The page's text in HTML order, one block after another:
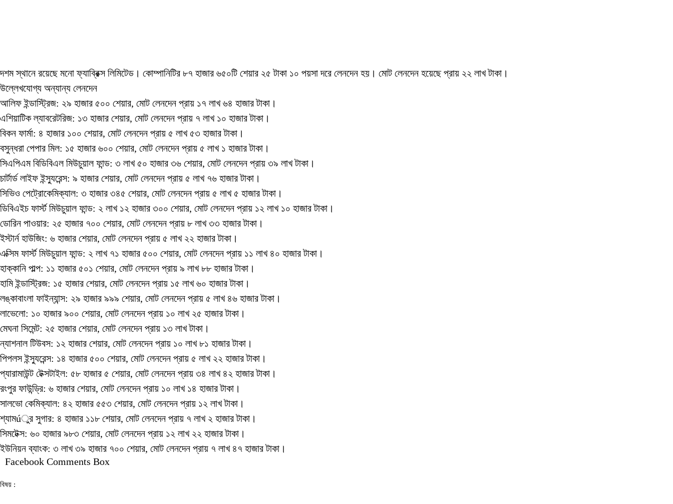
দশম স্থানে রয়েছে মনো ফ্যাব্রিক্স লিমিটেড। কোম্পানিটির ৮৭ হাজার ৬৫০টি শেয়ার ২৫ টাকা ১০ পয়সা দরে লেনদেন হয়। মোট লেনদেন হয়েছে প্রায় ২২ লাখ টাকা।
উল্লেখযোগ্য অন্যান্য লেনদেন
আলিফ ইন্ডাস্ট্রিজ: ২৯ হাজার ৫০০ শেয়ার, মোট লেনদেন প্রায় ১৭ লাখ ৬৪ হাজার টাকা।
এশিয়াটিক ল্যাবরেটরিজ: ১৩ হাজার শেয়ার, মোট লেনদেন প্রায় ৭ লাখ ১০ হাজার টাকা।
বিকন ফার্মা: ৪ হাজার ১০০ শেয়ার, মোট লেনদেন প্রায় ৫ লাখ ৫৩ হাজার টাকা।
বসুন্ধরা পেপার মিল: ১৫ হাজার ৬০০ শেয়ার, মোট লেনদেন প্রায় ৫ লাখ ১ হাজার টাকা।
সিএপিএম বিডিবিএল মিউচুয়াল ফান্ড: ৩ লাখ ৫০ হাজার ৩৬ শেয়ার, মোট লেনদেন প্রায় ৩৯ লাখ টাকা।
চার্টার্ড লাইফ ইন্স্যুরেন্স: ৯ হাজার শেয়ার, মোট লেনদেন প্রায় ৫ লাখ ৭৬ হাজার টাকা।
সিভিও পেট্রোকেমিক্যাল: ৩ হাজার ৩৪৫ শেয়ার, মোট লেনদেন প্রায় ৫ লাখ ৫ হাজার টাকা।
ডিবিএইচ ফার্স্ট মিউচুয়াল ফান্ড: ২ লাখ ১২ হাজার ৩০০ শেয়ার, মোট লেনদেন প্রায় ১২ লাখ ১০ হাজার টাকা।
ডোরিন পাওয়ার: ২৫ হাজার ৭০০ শেয়ার, মোট লেনদেন প্রায় ৮ লাখ ৩৩ হাজার টাকা।
ইস্টার্ন হাউজিং: ৬ হাজার শেয়ার, মোট লেনদেন প্রায় ৫ লাখ ২২ হাজার টাকা।
এক্সিম ফার্স্ট মিউচুয়াল ফান্ড: ২ লাখ ৭১ হাজার ৫০০ শেয়ার, মোট লেনদেন প্রায় ১১ লাখ ৪০ হাজার টাকা।
হাক্কানি পাল্প: ১১ হাজার ৫০১ শেয়ার, মোট লেনদেন প্রায় ৯ লাখ ৮৮ হাজার টাকা।
হামি ইন্ডাস্ট্রিজ: ১৫ হাজার শেয়ার, মোট লেনদেন প্রায় ১৫ লাখ ৬০ হাজার টাকা।
লঙ্কাবাংলা ফাইন্যান্স: ২৯ হাজার ৯৯৯ শেয়ার, মোট লেনদেন প্রায় ৫ লাখ ৪৬ হাজার টাকা।
লাভেলো: ১০ হাজার ৯০০ শেয়ার, মোট লেনদেন প্রায় ১০ লাখ ২৫ হাজার টাকা।
মেঘনা সিমেন্ট: ২৫ হাজার শেয়ার, মোট লেনদেন প্রায় ১৩ লাখ টাকা।
ন্যাশনাল টিউবস: ১২ হাজার শেয়ার, মোট লেনদেন প্রায় ১০ লাখ ৮১ হাজার টাকা।
পিপলস ইন্স্যুরেন্স: ১৪ হাজার ৫০০ শেয়ার, মোট লেনদেন প্রায় ৫ লাখ ২২ হাজার টাকা।
প্যারামাউন্ট টেক্সটাইল: ৫৮ হাজার ৫ শেয়ার, মোট লেনদেন প্রায় ৩৪ লাখ ৪২ হাজার টাকা।
রংপুর ফাউন্ড্রি: ৬ হাজার শেয়ার, মোট লেনদেন প্রায় ১০ লাখ ১৪ হাজার টাকা।
সালভো কেমিক্যাল: ৪২ হাজার ৫৫৩ শেয়ার, মোট লেনদেন প্রায় ১২ লাখ টাকা।
শ্যামúুর সুগার: ৪ হাজার ১১৮ শেয়ার, মোট লেনদেন প্রায় ৭ লাখ ২ হাজার টাকা।
সিমটেক্স: ৬০ হাজার ৯৮৩ শেয়ার, মোট লেনদেন প্রায় ১২ লাখ ২২ হাজার টাকা।
ইউনিয়ন ব্যাংক: ৩ লাখ ৩৯ হাজার ৭০০ শেয়ার, মোট লেনদেন প্রায় ৭ লাখ ৪৭ হাজার টাকা।
Facebook Comments Box
বিষয় :